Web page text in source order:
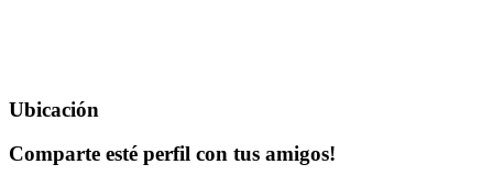
Ubicación
Comparte esté perfil con tus amigos!